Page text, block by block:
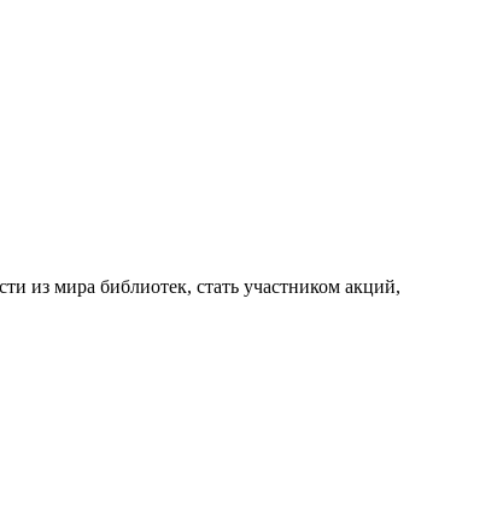
из мира библиотек, стать участником акций,